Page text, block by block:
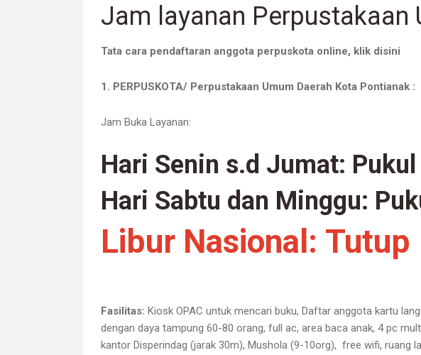
Jam layanan Perpustakaan
Tata cara pendaftaran anggota perpuskota online, klik disini
1. PERPUSKOTA/ Perpustakaan Umum Daerah Kota Pontianak :
Jam Buka Layanan:
Hari Senin s.d Jumat:
Hari Sabtu dan Minggu:
Libur Nasional: Tutup
Fasilitas: Kiosk OPAC untuk mencari buku, Daftar anggota kartu
dengan daya tampung 60-80 orang, full ac, area baca anak, 4 pc
kantor Disperindag (jarak 30m), Mushola (9-10org), free wifi, ruang